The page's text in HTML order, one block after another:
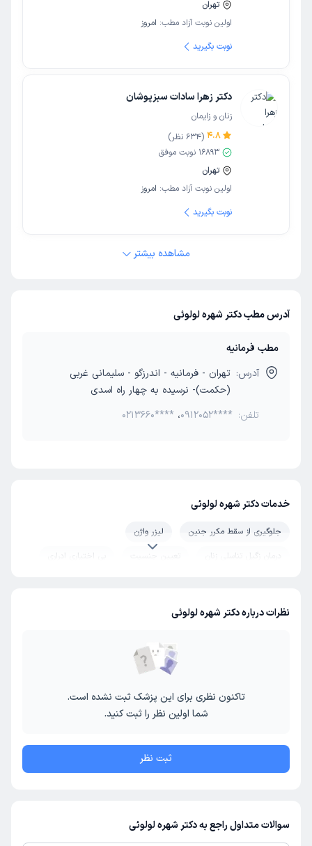
تهران
اولین نوبت آزاد مطب: امروز
نوبت بگیرید
دکتر زهرا سادات سبزپوشان
زنان و زایمان
4.8
(
634 نظر)
16893 نوبت موفق
تهران
اولین نوبت آزاد مطب: امروز
نوبت بگیرید
مشاهده بیشتر
آدرس مطب دکتر شهره لولوئی
مطب فرمانیه
آدرس: تهران - فرمانیه - اندرزگو - سلیمانی غربی
(حکمت)- نرسیده به چهار راه اسدی
تلفن:
0213660**** ،0912052****
خدمات دکتر شهره لولوئی
جلوگیری از سقط مکرر جنین
لیزر واژن
درمان زگیل تناسلی زنان
تعیین جنسیت
بی اختیاری ادراری
واژینیسموس
عفونت واژن
تزریق چربی واژن
پلاسما تراپی
نظرات درباره دکتر شهره لولوئی
تاکنون نظری برای این پزشک ثبت نشده است.
شما اولین نظر را ثبت کنید.
ثبت نظر
سوالات متداول راجع به دکتر شهره لولوئی